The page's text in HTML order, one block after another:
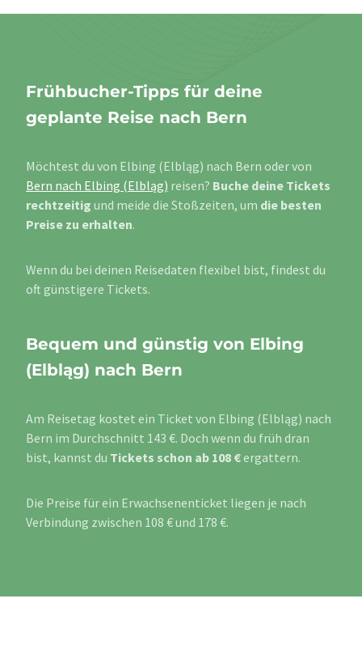
Frühbucher-Tipps für deine
geplante Reise nach Bern
Möchtest du von Elbing (Elbląg) nach Bern oder von
Bern nach Elbing (Elbląg) reisen? Buche deine Tickets
rechtzeitig und meide die Stoßzeiten, um die besten
Preise zu erhalten.
Wenn du bei deinen Reisedaten flexibel bist, findest du
oft günstigere Tickets.
Bequem und günstig von Elbing
(Elbląg) nach Bern
Am Reisetag kostet ein Ticket von Elbing (Elbląg) nach
Bern im Durchschnitt 143 €. Doch wenn du früh dran
bist, kannst du Tickets schon ab 108 €ergattern.
Die Preise für ein Erwachsenenticket liegen je nach
Verbindung zwischen 108 € und 178 €.